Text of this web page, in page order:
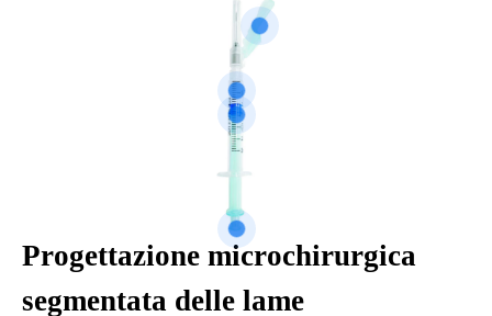
Progettazione microchirurgica
segmentata delle lame